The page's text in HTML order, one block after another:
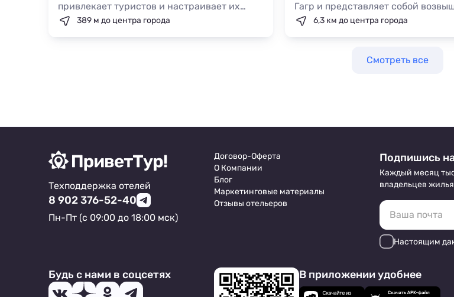
привлекает туристов и настраивает их
совершить пешую прогулку вдоль моря. С
набережной Вам откроются потрясающие
389 м до центра города
Гагр и представляет собой
высоте 1831 метр над уровнем
горе Мамзышха идет через
6,3 км до центра города
Смотреть все
Техподдержка отелей
8 902 376-52-40
Пн-Пт (с 09:00 до 18:00 мск)
Договор-Оферта
О Компании
Блог
Маркетинговые материалы
Отзывы отельеров
Подпишись
Каждый месяц
владельцев
Настоящим
Будь с нами в соцсетях В приложении удобнее